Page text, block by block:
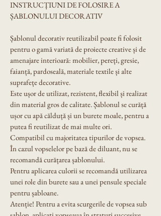
INSTRUCȚIUNI DE FOLOSIRE A
ȘABLONULUI DECORATIV
Șablonul decorativ reutilizabil poate fi folosit
pentru o gamă variată de proiecte creative și de
amenajare interioară: mobilier, pereți, gresie,
faianță, pardoseală, materiale textile și alte
suprafețe decorative.
Este ușor de utilizat, rezistent, flexibil și realizat
din material gros de calitate. Șablonul se curăță
ușor cu apă călduță și un burete moale, pentru a
putea fi reutilizat de mai multe ori.
Compatibil cu majoritatea tipurilor de vopsea.
În cazul vopselelor pe bază de diluant, nu se
recomandă curățarea șablonului.
Pentru aplicarea culorii se recomandă utilizarea
unei role din burete sau a unei pensule speciale
pentru șabloane.
Atenție! Pentru a evita scurgerile de vopsea sub